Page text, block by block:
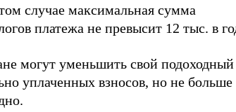
случае максимальная сумма
платежа не превысит 12 тыс. в
могут уменьшить свой подоходный
уплаченных взносов, но не